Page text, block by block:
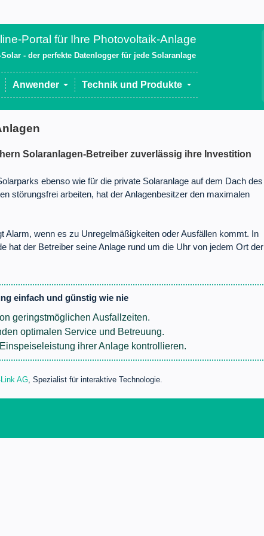
Portal für Ihre Photovoltaik-Anlage
Solar - der perfekte Datenlogger für jede Solaranlage
Anwender Technik und Produkte
Solaranlagen-Betreiber zuverlässig ihre Investition
ebenso wie für die private Solaranlage auf dem Dach des
störungsfrei arbeiten, hat der Anlagenbesitzer den maximalen
Alarm, wenn es zu Unregelmäßigkeiten oder Ausfällen kommt. In
hat der Betreiber seine Anlage rund um die Uhr von jedem Ort der
einfach und günstig wie nie
geringstmöglichen Ausfallzeiten.
optimalen Service und Betreuung.
ihrer Anlage kontrollieren.
AG, Spezialist für interaktive Technologie.